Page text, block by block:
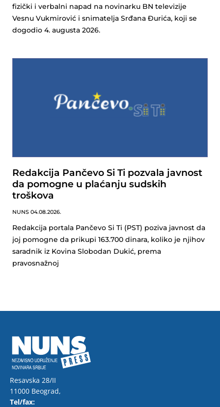
fizički i verbalni napad na novinarku BN televizije
Vesnu Vukmirović i snimatelja Srđana Đurića, koji se
dogodio 4. augusta 2026.
Redakcija Pančevo Si Ti pozvala javnost
da pomogne u plaćanju sudskih
troškova
NUNS 04.08.2026.
Redakcija portala Pančevo Si Ti (PST) poziva javnost da
joj pomogne da prikupi 163.700 dinara, koliko je njihov
saradnik iz Kovina Slobodan Dukić, prema
pravosnažnoj
Resavska 28/II
11000 Beograd,
Tel/fax: